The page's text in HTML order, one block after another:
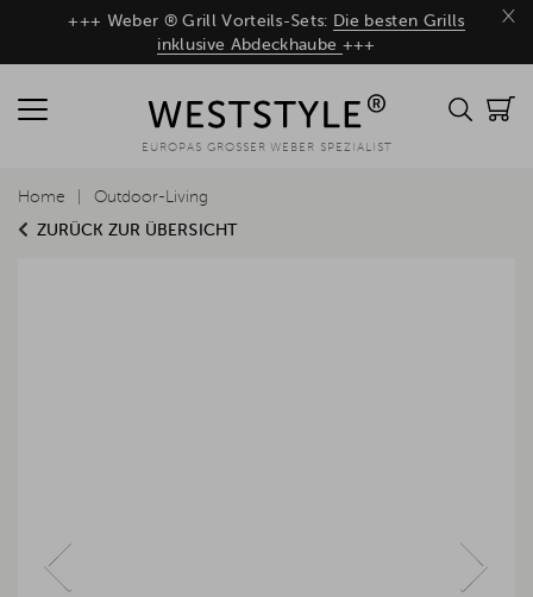
×
+++ Weber ® Grill Vorteils-Sets: Die besten Grills
inklusive Abdeckhaube +++
EUROPAS GROSSER WEBER SPEZIALIST
ZURÜCK ZUR ÜBERSICHT
Home Outdoor-Living